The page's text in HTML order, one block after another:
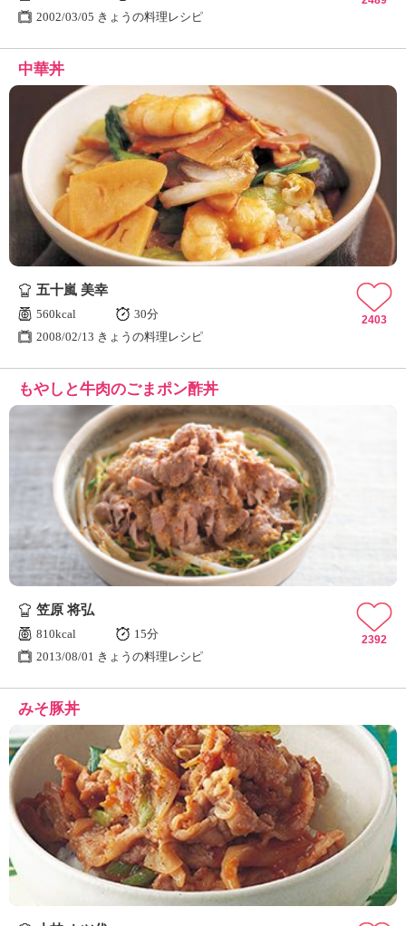
2002/03/05 きょうの料理レシピ
中華丼
五十嵐 美幸
560kcal
30分
2008/02/13 きょうの料理レシピ
2403
もやしと牛肉のごまポン酢丼
笠原 将弘
810kcal
15分
2013/08/01 きょうの料理レシピ
2392
みそ豚丼